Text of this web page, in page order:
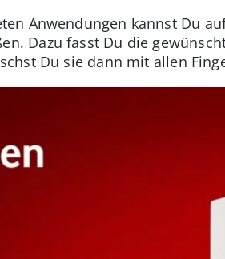
Anwendungen kannst Du
Dazu fasst Du die
Du sie dann mit allen